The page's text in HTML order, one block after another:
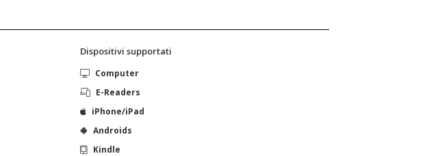
Dispositivi supportati
Computer
E-Readers
iPhone/iPad
Androids
Kindle